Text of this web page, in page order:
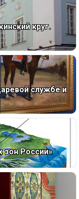
круг.
службе и
зон России»